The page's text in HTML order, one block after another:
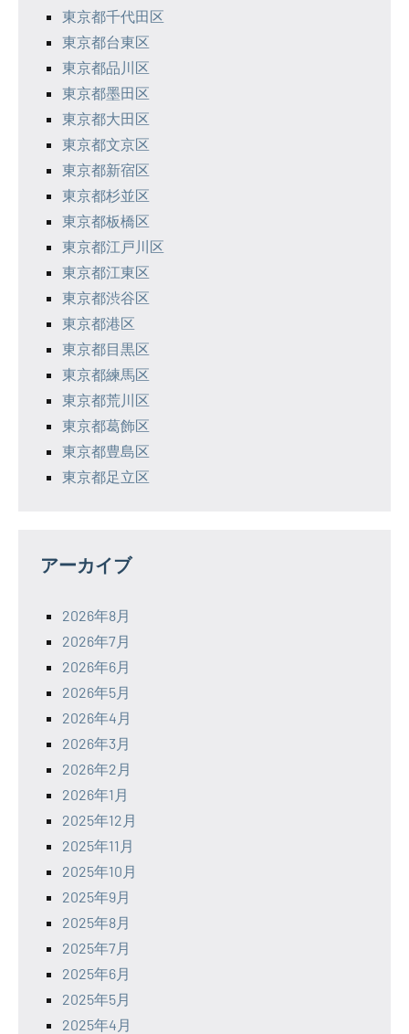
東京都千代田区
東京都台東区
東京都品川区
東京都墨田区
東京都大田区
東京都文京区
東京都新宿区
東京都杉並区
東京都板橋区
東京都江戸川区
東京都江東区
東京都渋谷区
東京都港区
東京都目黒区
東京都練馬区
東京都荒川区
東京都葛飾区
東京都豊島区
東京都足立区
アーカイブ
2026年8月
2026年7月
2026年6月
2026年5月
2026年4月
2026年3月
2026年2月
2026年1月
2025年12月
2025年11月
2025年10月
2025年9月
2025年8月
2025年7月
2025年6月
2025年5月
2025年4月